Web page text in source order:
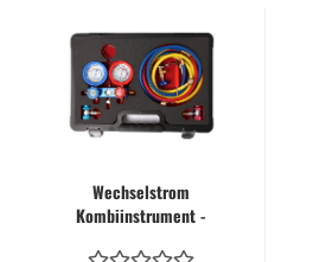
Wechselstrom
Kombiinstrument -